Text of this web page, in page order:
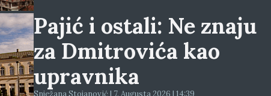
Pajić i ostali: Ne znaju
za Dmitrovića kao
upravnika
Snježana Stojanović | 7. Augusta 2026 | 14:39